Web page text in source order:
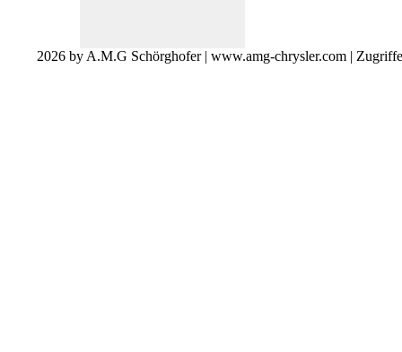
2026 by A.M.G Schörghofer | www.amg-chrysler.com |